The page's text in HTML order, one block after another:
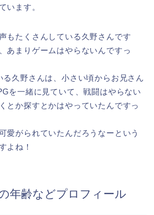
います。
もたくさんしている久野さんです
あまりゲームはやらないんですっ
る久野さんは、小さい頃からお兄さん
を一緒に見ていて、戦闘はやらない
とか探すとかはやっていたんですっ
愛がられていたんだろうなーという
よね！
年齢などプロフィール